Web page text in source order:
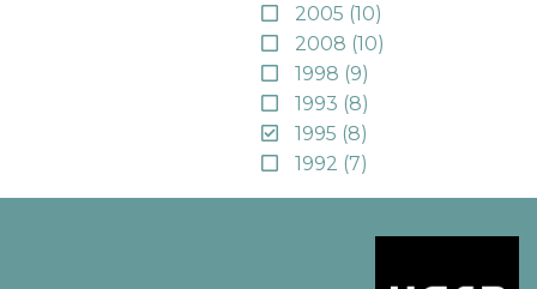
2005 (10)
2008 (10)
1998 (9)
1993 (8)
1995 (8)
1992 (7)